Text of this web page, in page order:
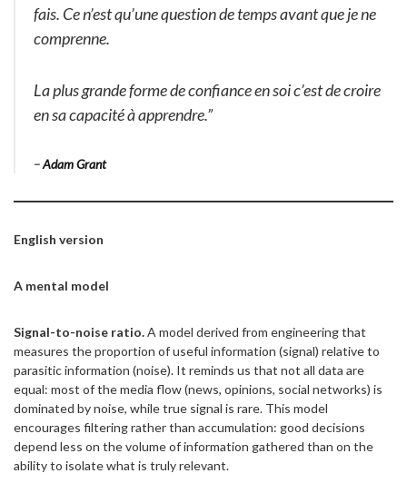
fais. Ce n’est qu’une question de temps avant que je ne
comprenne.
La plus grande forme de confiance en soi c’est de croire
en sa capacité à apprendre.”
–Adam Grant
English version
A mental model
Signal-to-noise ratio.A model derived from engineering that
measures the proportion of useful information (signal) relative to
parasitic information (noise). It reminds us that not all data are
equal: most of the media flow (news, opinions, social networks) is
dominated by noise, while true signal is rare. This model
encourages filtering rather than accumulation: good decisions
depend less on the volume of information gathered than on the
ability to isolate what is truly relevant.